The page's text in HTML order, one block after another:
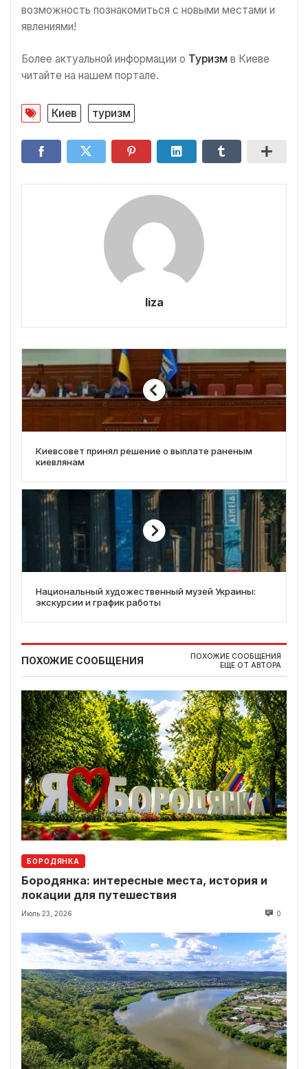
возможность познакомиться с новыми местами и
явлениями!
Более актуальной информации о Туризм в Киеве
читайте на нашем портале.
Киев туризм
liza
Киевсовет принял решение о выплате раненым
киевлянам
Национальный художественный музей Украины:
экскурсии и график работы
ПОХОЖИЕ СООБЩЕНИЯ
ПОХОЖИЕ СООБЩЕНИЯ
ЕЩЕ ОТ АВТОРА
БОРОДЯНКА
Бородянка: интересные места, история и
локации для путешествия
Июль 23, 2026 0